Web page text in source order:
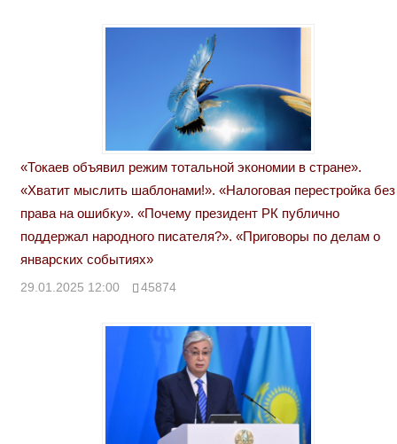
«Токаев объявил режим тотальной экономии в стране».
«Хватит мыслить шаблонами!». «Налоговая перестройка без
права на ошибку». «Почему президент РК публично
поддержал народного писателя?». «Приговоры по делам о
январских событиях»
29.01.2025 12:00 45874